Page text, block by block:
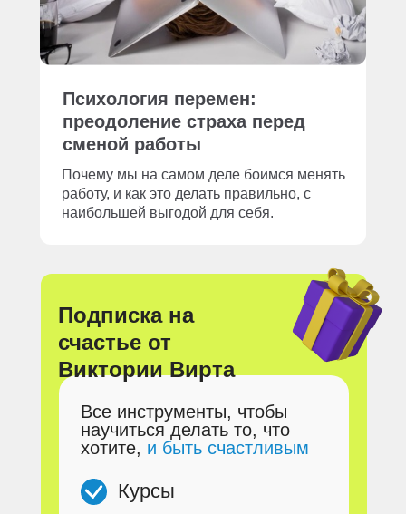
Психология перемен:
преодоление страха перед
сменой работы
Почему мы на самом деле боимся менять
работу, и как это делать правильно, с
наибольшей выгодой для себя.
Подписка на
счастье от
Виктории Вирта
Все инструменты, чтобы
научиться делать то, что
хотите, и быть счастливым
Курсы